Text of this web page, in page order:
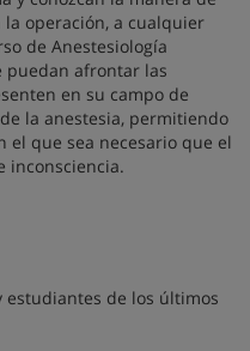
operación, a cualquier
de Anestesiología
puedan afrontar las
en su campo de
la anestesia, permitiendo
el que sea necesario que el
inconsciencia.
estudiantes de los últimos